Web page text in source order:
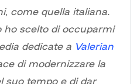
come quella italiana.
ho scelto di occuparmi
dedicate a Valerian
di modernizzare la
suo tempo e di dar